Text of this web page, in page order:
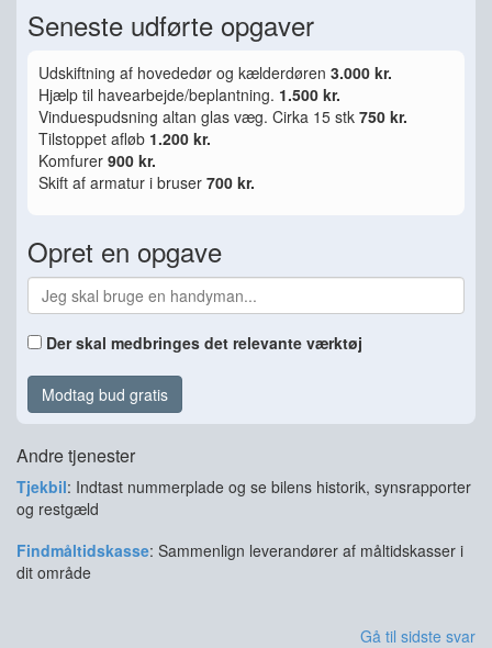
Seneste udførte opgaver
Udskiftning af hovededør og kælderdøren 3.000 kr.
Hjælp til havearbejde/beplantning. 1.500 kr.
Vinduespudsning altan glas væg. Cirka 15 stk 750 kr.
Tilstoppet afløb 1.200 kr.
Komfurer 900 kr.
Skift af armatur i bruser 700 kr.
Opret en opgave
Der skal medbringes det relevante værktøj
Modtag bud gratis
Andre tjenester
Tjekbil: Indtast nummerplade og se bilens historik, synsrapporter
og restgæld
Findmåltidskasse: Sammenlign leverandører af måltidskasser i
dit område
Gå til sidste svar